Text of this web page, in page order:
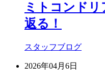
ミトコンド
返る！
スタッフブログ
2026年04月6日